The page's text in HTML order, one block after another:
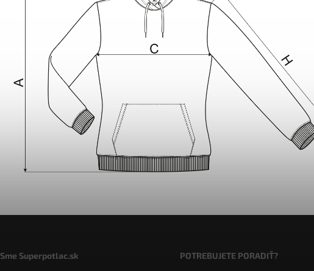
Sme Superpotlac.sk POTREBUJETE PORADIŤ?